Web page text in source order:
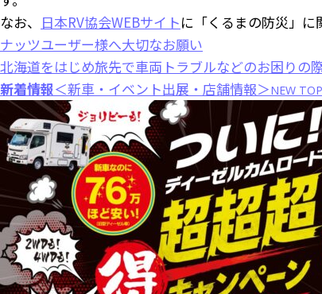
なお、 日本RV協会WEBサイトに「くるまの防災」に
ナッツユーザー様へ大切なお願い
北海道をはじめ旅先で車両トラブルなどのお困りの
新着情報＜新車・イベント出展・店舗情報＞NEW